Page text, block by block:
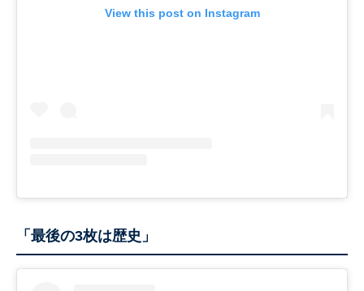
View this post on Instagram
「最後の3枚は歴史」